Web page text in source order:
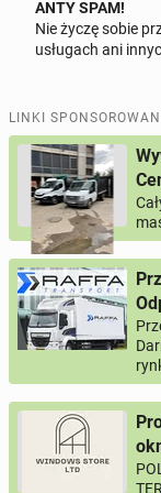
Lubię umieć
Lubię wiedzieć
Lubię
Lubię składać
Lubiłem
bym sobie
Lubię ciąć/
Lubię ciąć
Lubię uprawiać
różne rzeczy
przyrodzie
Odpowiedz na
Imię i nazwisko
Twój email
Twój telefon
Numer telefon wg
lub
ANTY SPAM!
Nie życzę sobie
usługach ani
LINKI